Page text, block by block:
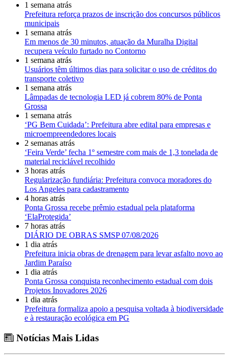
1 semana atrás
Prefeitura reforça prazos de inscrição dos concursos públicos
municipais
1 semana atrás
Em menos de 30 minutos, atuação da Muralha Digital
recupera veículo furtado no Contorno
1 semana atrás
Usuários têm últimos dias para solicitar o uso de créditos do
transporte coletivo
1 semana atrás
Lâmpadas de tecnologia LED já cobrem 80% de Ponta
Grossa
1 semana atrás
‘PG Bem Cuidada’: Prefeitura abre edital para empresas e
microempreendedores locais
2 semanas atrás
‘Feira Verde’ fecha 1º semestre com mais de 1,3 tonelada de
material reciclável recolhido
3 horas atrás
Regularização fundiária: Prefeitura convoca moradores do
Los Angeles para cadastramento
4 horas atrás
Ponta Grossa recebe prêmio estadual pela plataforma
‘ElaProtegida’
7 horas atrás
DIÁRIO DE OBRAS SMSP 07/08/2026
1 dia atrás
Prefeitura inicia obras de drenagem para levar asfalto novo ao
Jardim Paraíso
1 dia atrás
Ponta Grossa conquista reconhecimento estadual com dois
Projetos Inovadores 2026
1 dia atrás
Prefeitura formaliza apoio a pesquisa voltada à biodiversidade
e à restauração ecológica em PG
Notícias Mais Lidas